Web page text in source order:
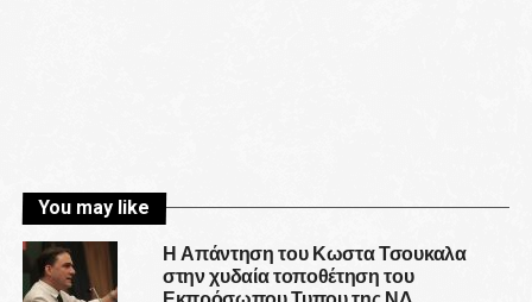
You may like
Η Απάντηση του Κωστα Τσουκαλα
στην χυδαία τοποθέτηση του